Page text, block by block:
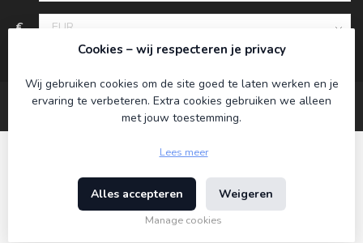
€
© Copyright 2026 Koning Bamboe - Powered by
Lightspeed design byDyvelopment
Cookies – wij respecteren je privacy
Wij gebruiken cookies om de site goed te laten werken en je
ervaring te verbeteren. Extra cookies gebruiken we alleen
met jouw toestemming.
Lees meer
Alles accepteren Weigeren
Manage cookies